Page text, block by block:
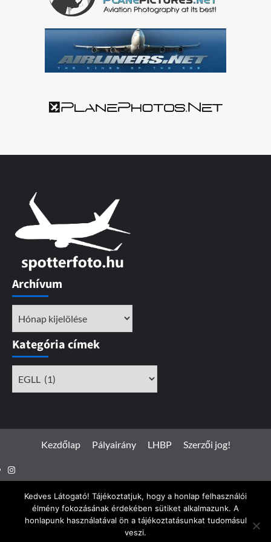
Archívum
Kategória címek
Kezdőlap Pályairány LHBP Szerzői jog!
Instagram
Spotterfoto.hu © Minden jog fenntartva 2017 - 2026
Kedves Látogató! Tájékoztatjuk, hogy a honlap felhasználói
élmény fokozásának érdekében sütiket alkalmazunk. A
honlapunk használatával ön a tájékoztatásunkat tudomásul
veszi.